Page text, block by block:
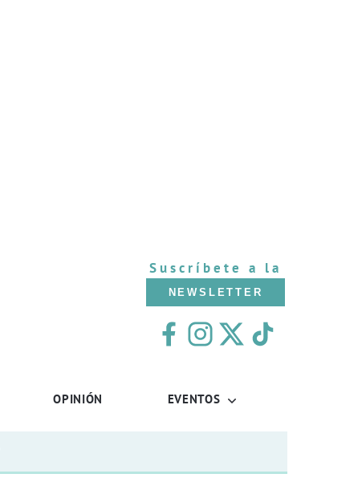
Suscríbete a la
NEWSLETTER
OPINIÓN EVENTOS